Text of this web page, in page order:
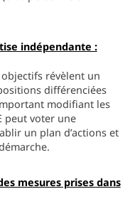
indépendante :
révèlent un
différenciées
modifiant les
peut voter une
un plan d’actions et
mesures prises dans